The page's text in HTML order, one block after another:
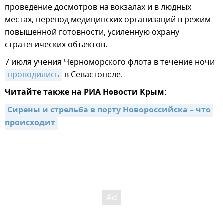
проведение досмотров на вокзалах и в людных
местах, перевод медицинских организаций в режим
повышенной готовности, усиленную охрану
стратегических объектов.
7 июля учения Черноморского флота в течение ночи
проводились в Севастополе.
Читайте также на РИА Новости Крым:
Сирены и стрельба в порту Новороссийска – что
происходит